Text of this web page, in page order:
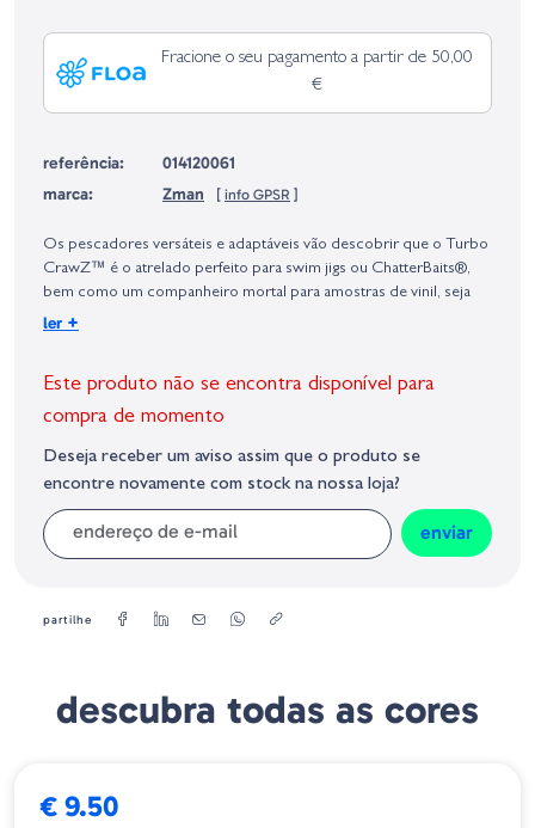
Fracione o seu pagamento a partir de 50,00
€
referência:
014120061
marca:
Zman [ info GPSR ]
Europeia, dos produtos da marca, conforme requerido no Regulamento
Geral sobre a Segurança dos Produtos (GPSR):
Os pescadores versáteis e adaptáveis ​​vão descobrir que o Turbo
CrawZ™ é o atrelado perfeito para swim jigs ou ChatterBaits®,
bem como um companheiro mortal para amostras de vinil, seja
em montagens Texas, Carolina, flipping, pitching ou trabalho de
resistente, as pinças "turbo" especialmente concebidas da
amostra vibram mesmo com o mais pequeno movimento da cana
superplástico extraflutuante da Z-Man permite que as garras se
elevem do fundo numa postura defensiva natural.
Tamanho - 4"
ler +
Este produto não se encontra disponível para
compra de momento
Deseja receber um aviso assim que o produto se
encontre novamente com stock na nossa loja?
enviar
partilhe
descubra todas as cores
€ 9.50